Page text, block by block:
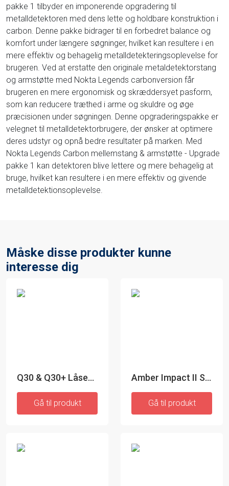
pakke 1 tilbyder en imponerende opgradering til
metalldetektoren med dens lette og holdbare konstruktion i
carbon. Denne pakke bidrager til en forbedret balance og
komfort under længere søgninger, hvilket kan resultere i en
mere effektiv og behagelig metalldetekteringsoplevelse for
brugeren. Ved at erstatte den originale metaldetektorstang
og armstøtte med Nokta Legends carbonversion får
brugeren en mere ergonomisk og skræddersyet pasform,
som kan reducere træthed i arme og skuldre og øge
præcisionen under søgningen. Denne opgraderingspakke er
velegnet til metalldetektorbrugere, der ønsker at optimere
deres udstyr og opnå bedre resultater på marken. Med
Nokta Legends Carbon mellemstang & armstøtte - Upgrade
pakke 1 kan detektoren blive lettere og mere behagelig at
bruge, hvilket kan resultere i en mere effektiv og givende
metalldetektionsoplevelse.
Måske disse produkter kunne
interesse dig
Q30 & Q30+ Låsekrave til nederste stang
Gå til produkt
Amber Impact II Special Edition Ravlygte
Gå til produkt